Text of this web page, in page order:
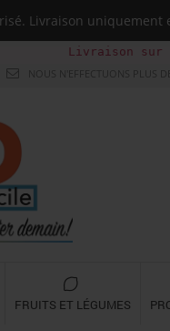
Livraison sur
NOUS N'EFFECTUONS PLUS
FRUITS ET LÉGUMES
Livraison uniquement